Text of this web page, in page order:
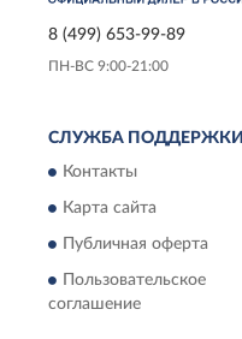
8 (499) 653-99-89
ПН-ВС 9:00-21:00
СЛУЖБА ПОДДЕРЖКИ
Контакты
Карта сайта
Публичная оферта
Пользовательское
соглашение